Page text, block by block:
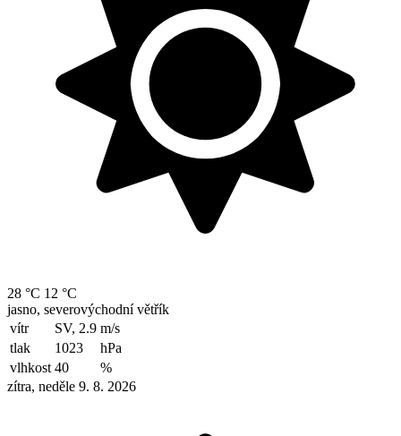
28 °C 12 °C
jasno, severovýchodní větřík
vítr
SV, 2.9 m/s
tlak
1023
hPa
vlhkost 40
%
zítra, neděle 9. 8. 2026